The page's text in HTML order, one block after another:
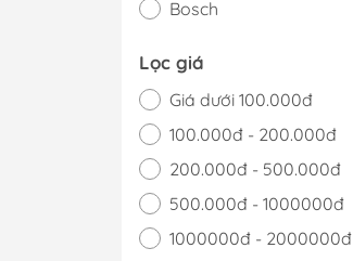
Bosch
Lọc giá
Giá dưới 100.000đ
100.000đ - 200.000đ
200.000đ - 500.000đ
500.000đ - 1000000đ
1000000đ - 2000000đ